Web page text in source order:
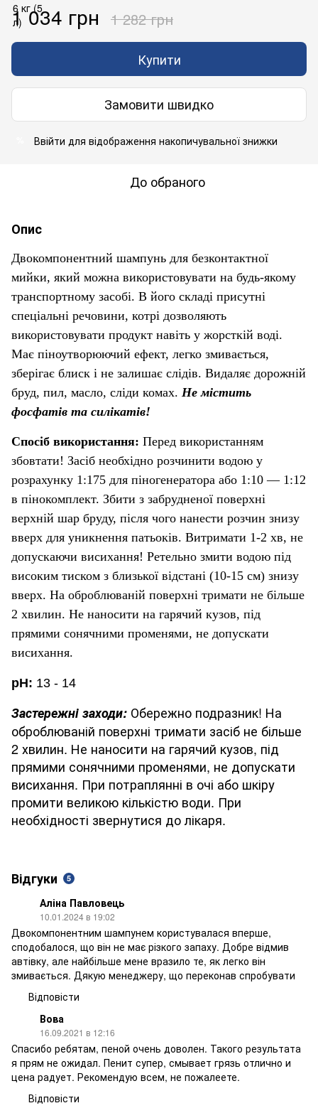
1 034 грн 1 282 грн
Купити
Замовити швидко
Ввійти для відображення накопичувальної знижки
До обраного
Опис
Двокомпонентний шампунь для безконтактної
мийки, який можна використовувати на будь-якому
транспортному засобі. В його складі присутні
спеціальні речовини, котрі дозволяють
використовувати продукт навіть у жорсткій воді.
Має піноутворюючий ефект, легко змивається,
зберігає блиск і не залишає слідів. Видаляє дорожній
бруд, пил, масло, сліди комах. Не містить
фосфатів та силікатів!
Спосіб використання: Перед використанням
збовтати! Засіб необхідно розчинити водою у
розрахунку 1:175 для піногенератора або 1:10 — 1:12
в пінокомплект. Збити з забрудненої поверхні
верхній шар бруду, після чого нанести розчин знизу
вверх для уникнення патьоків. Витримати 1-2 хв, не
допускаючи висихання! Ретельно змити водою під
високим тиском з близької відстані (10-15 см) знизу
вверх. На оброблюваній поверхні тримати не більше
2 хвилин. Не наносити на гарячий кузов, під
прямими сонячними променями, не допускати
висихання.
pH: 13 - 14
Застережні заходи: Обережно подразник! На
оброблюваній поверхні тримати засіб не більше
2 хвилин. Не наносити на гарячий кузов, під
прямими сонячними променями, не допускати
висихання. При потраплянні в очі або шкіру
промити великою кількістю води. При
необхідності звернутися до лікаря.
Відгуки 5
Аліна Павловець
10.01.2024 в 19:02
Двокомпонентним шампунем користувалася вперше,
сподобалося, що він не має різкого запаху. Добре відмив
автівку, але найбільше мене вразило те, як легко він
змивається. Дякую менеджеру, що переконав спробувати
Відповісти
Вова
16.09.2021 в 12:16
Спасибо ребятам, пеной очень доволен. Такого результата
я прям не ожидал. Пенит супер, смывает грязь отлично и
цена радует. Рекомендую всем, не пожалеете.
Відповісти